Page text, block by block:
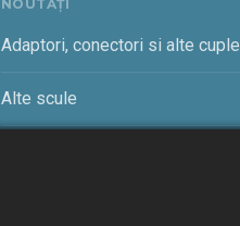
NOUTĂȚI
Adaptori, conectori si alte cuple
Alte scule